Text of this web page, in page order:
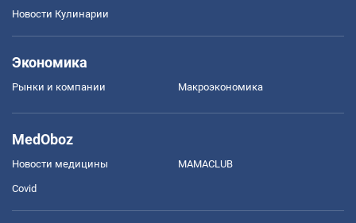
Новости Кулинарии
Экономика
Рынки и компании Mакроэкономика
MedOboz
Новости медицины MAMACLUB
Covid